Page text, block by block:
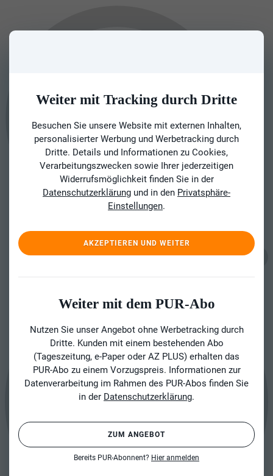
Weiter mit Tracking durch Dritte
Besuchen Sie unsere Website mit externen Inhalten,
personalisierter Werbung und Werbetracking durch
Dritte. Details und Informationen zu Cookies,
Verarbeitungszwecken sowie Ihrer jederzeitigen
Widerrufsmöglichkeit finden Sie in der
Datenschutzerklärung und in den Privatsphäre-
Einstellungen.
AKZEPTIEREN UND WEITER
Weiter mit dem PUR-Abo
Nutzen Sie unser Angebot ohne Werbetracking durch
Dritte. Kunden mit einem bestehenden Abo
(Tageszeitung, e-Paper oder AZ PLUS) erhalten das
PUR-Abo zu einem Vorzugspreis. Informationen zur
Datenverarbeitung im Rahmen des PUR-Abos finden Sie
in der Datenschutzerklärung.
ZUM ANGEBOT
Bereits PUR-Abonnent? Hier anmelden